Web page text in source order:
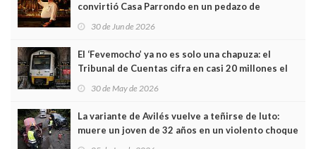
convirtió Casa Parrondo en un pedazo de
Asturias en Madrid
30 de Jun de 2026
El ‘Fevemocho’ ya no es solo una chapuza: el
Tribunal de Cuentas cifra en casi 20 millones el
sobrecoste de los trenes que no cabían por los
30 de May de 2026
La variante de Avilés vuelve a teñirse de luto:
muere un joven de 32 años en un violento choque
frontal